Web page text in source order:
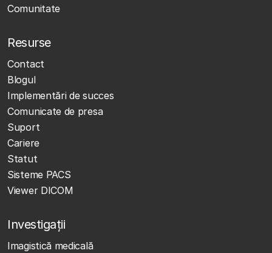
Comunitate
Resurse
Contact
Blogul
Implementări de succes
Comunicate de presa
Suport
Cariere
Statut
Sisteme PACS
Viewer DICOM
Investigații
Imagistică medicală